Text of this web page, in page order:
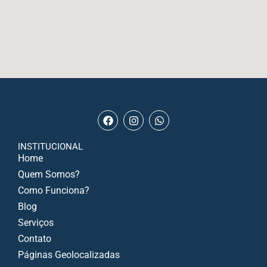
INSTITUCIONAL
Home
Quem Somos?
Como Funciona?
Blog
Serviços
Contato
Páginas Geolocalizadas